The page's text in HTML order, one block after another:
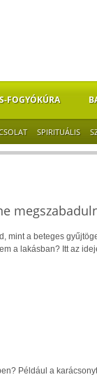
FOGYÓKÚRA
SPIRITUÁLIS
mint a beteges
a lakásban? Itt az
Például a